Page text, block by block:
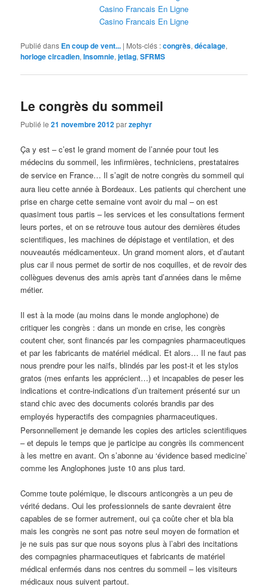
Casino Francais En Ligne
Casino Francais En Ligne
Publié dans En coup de vent... | Mots-clés :congrès,décalage,
horloge circadien,Insomnie,jetlag,SFRMS
Le congrès du sommeil
Publié le21 novembre 2012parzephyr
Ça y est – c’est le grand moment de l’année pour tout les
médecins du sommeil, les infirmières, techniciens, prestataires
de serviceen France… Il s’agit de notre congrès du sommeil qui
aura lieu cette année à Bordeaux. Les patients qui cherchent une
prise en charge cette semaine vont avoir du mal – on est
quasiment tous partis – les services et les consultations ferment
leurs portes, et on se retrouve tous autour des dernières études
scientifiques, les machines de dépistage et ventilation, et des
nouveautés médicamenteux. Un grand moment alors, et d’autant
plus car il nous permet de sortir de nos coquilles, et de revoir des
collègues devenus des amis après tant d’années dans le même
métier.
Il est à la mode (au moins dans le monde anglophone) de
critiquer les congrès : dans un monde en crise, les congrès
coutent cher, sont financés par les compagnies pharmaceutiques
et par les fabricants de matériel médical. Et alors… Il ne faut pas
nous prendre pour les naïfs, blindés par les post-it et les stylos
gratos (mes enfants les apprécient…) et incapables de peser les
indications et contre-indications d’un traitement présenté sur un
stand chic avec des documents colorés brandis par des
employés hyperactifsdes compagnies pharmaceutiques.
Personnellement je demande les copies des articles scientifiques
– et depuis le temps que je participe au congrès ils commencent
à les mettre en avant. On s’abonne au ‘évidence based medicine’
comme les Anglophones juste 10 ans plus tard.
Comme toute polémique, le discours anticongrès a un peu de
vérité dedans. Oui les professionnels de sante devraient être
capables de se former autrement, oui ça coûte cher et bla bla
mais les congrès ne sont pas notre seul moyen de formation et
je ne suis pas sur que nous soyons plus à l’abri des incitations
des compagnies pharmaceutiques et fabricants de matériel
médical enfermés dans nos centres du sommeil – les visiteurs
médicaux nous suivent partout.